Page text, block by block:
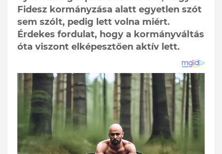
Fidesz kormányzása alatt egyetlen szót
sem szólt, pedig lett volna miért.
Érdekes fordulat, hogy a kormányváltás
óta viszont elképesztően aktív lett.